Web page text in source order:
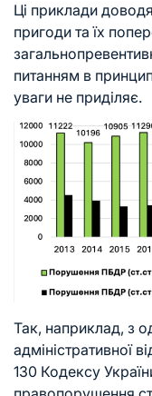
Ці приклади
пригоди та їх
питанням в
уваги не приділяє.
Так, наприклад, з
адміністративної
130 Кодексу